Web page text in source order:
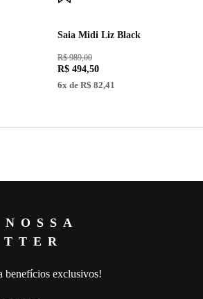
Saia Midi Liz Black
R$ 989,00
R$ 494,50
6x de R$ 82,41
benefícios exclusivos!